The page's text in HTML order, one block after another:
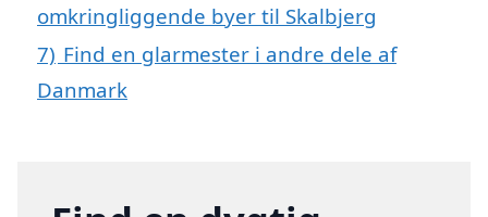
omkringliggende byer til Skalbjerg
7) Find en glarmester i andre dele af
Danmark